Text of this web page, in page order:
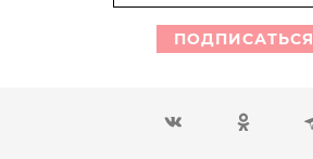
ПОДПИСАТЬСЯ